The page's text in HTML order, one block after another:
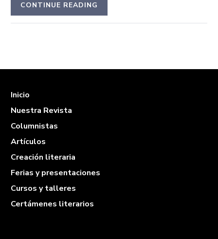
CONTINUE READING
Inicio
Nuestra Revista
Columnistas
Artículos
Creación literaria
Ferias y presentaciones
Cursos y talleres
Certámenes literarios